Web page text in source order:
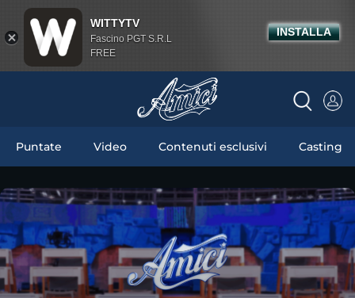
Puntate Video Contenuti esclusivi Casting
WITTYTV
Fascino PGT S.R.L
FREE
INSTALLA